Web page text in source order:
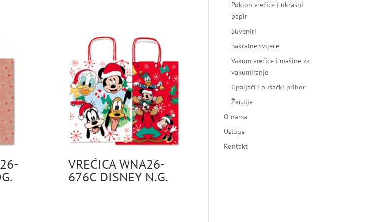
VREĆICA WNA26-
676C DISNEY N.G.
Poklon vrećice i ukrasni
papir
Suveniri
Sakralne svijeće
Vakum vrećice i mašine za
vakumiranje
Upaljači i pušački pribor
Žarulje
O nama
Usluge
Kontakt